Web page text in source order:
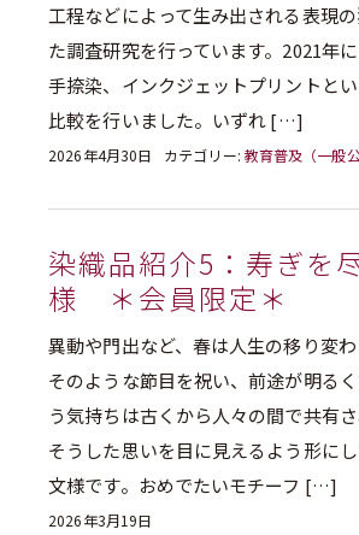
工程などによって生み出される表現
た調査研究を行っています。2021年に
手捺染、インクジェットプリントと
比較を行いました。いずれ […]
2026年4月30日 カテゴリー: 教育普及（一般公
染織品紹介5：寿ぎを
様 ＊会員限定＊
異動や門出など、春は人生の移り変わ
そのような節目を祝い、前途が明る
う気持ちは古くから人々の間で共有さ
そうした思いを目に見えるよう形に
文様です。おめでたいモチーフ […]
2026年3月19日